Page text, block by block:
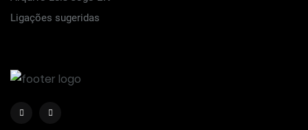
Ligações sugeridas